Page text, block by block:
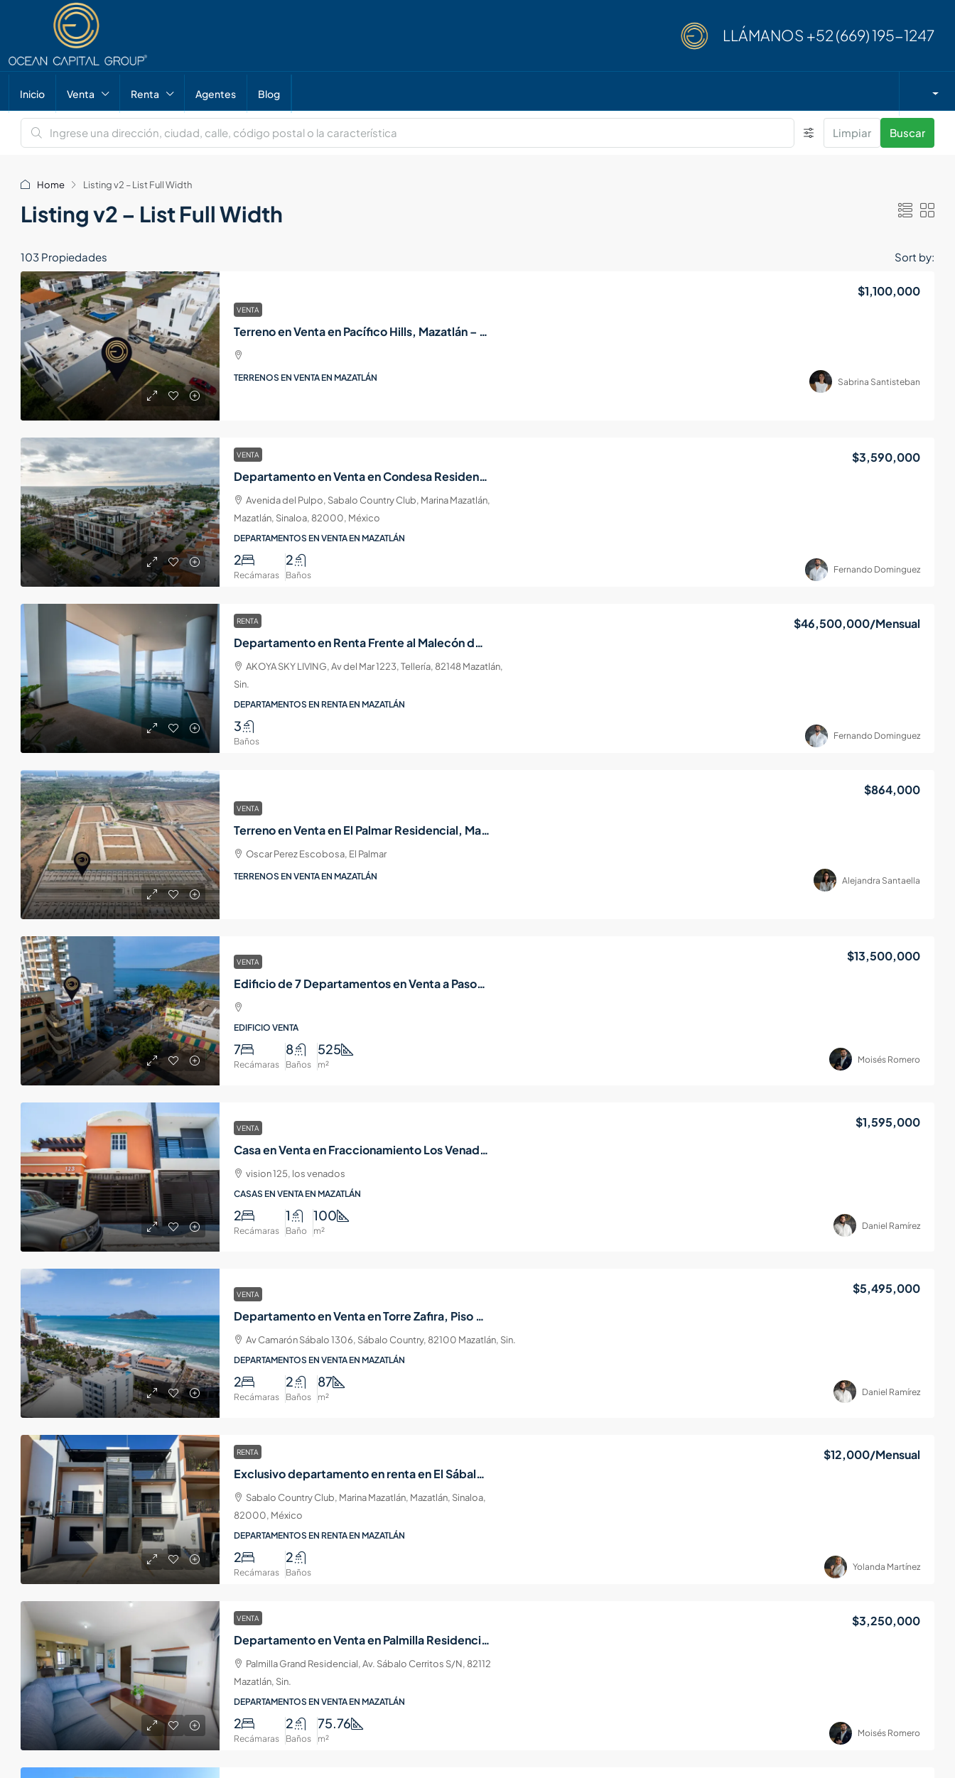
LLÁMANOS +52 (669) 195-1247
Inicio Venta Renta Agentes Blog
Limpiar Buscar
Home Listing v2 – List Full Width
Listing v2 – List Full Width
103 Propiedades Sort by:
VENTA
Terreno en Venta en Pacífico Hills, Mazatlán – 119 m²
$1,100,000
TERRENOS EN VENTA EN MAZATLÁN Sabrina Santisteban
VENTA
Departamento en Venta en Condesa Residencial, Zona Dorada — Sábalo Country, Mazatlán
$3,590,000
Avenida del Pulpo, Sabalo Country Club, Marina Mazatlán,
Mazatlán, Sinaloa, 82000, México
DEPARTAMENTOS EN VENTA EN MAZATLÁN
2
Recámaras
2
Baños Fernando Dominguez
RENTA
Departamento en Renta Frente al Malecón de Mazatlán | Akoya Sky Living
$46,500,000/Mensual
AKOYA SKY LIVING, Av del Mar 1223, Tellería, 82148 Mazatlán,
Sin.
DEPARTAMENTOS EN RENTA EN MAZATLÁN
3
Baños Fernando Dominguez
VENTA
Terreno en Venta en El Palmar Residencial, Mazatlán – 120 m²
$864,000
Oscar Perez Escobosa, El Palmar
TERRENOS EN VENTA EN MAZATLÁN Alejandra Santaella
VENTA
Edificio de 7 Departamentos en Venta a Pasos de la Playa, Zona Dorada Mazatlán
$13,500,000
EDIFICIO VENTA
7
Recámaras
8
Baños
525
m² Moisés Romero
VENTA
Casa en Venta en Fraccionamiento Los Venados, Cerca de Jabalíes, Mazatlán
$1,595,000
vision 125, los venados
CASAS EN VENTA EN MAZATLÁN
2
Recámaras
1
Baño
100
m² Daniel Ramírez
VENTA
Departamento en Venta en Torre Zafira, Piso 7 con Vista al Mar – Sábalo Country, Zona Dorada
$5,495,000
Av Camarón Sábalo 1306, Sábalo Country, 82100 Mazatlán, Sin.
DEPARTAMENTOS EN VENTA EN MAZATLÁN
2
Recámaras
2
Baños
87
m² Daniel Ramírez
RENTA
Exclusivo departamento en renta en El Sábalo Mazatlán | 2 Habitaciones
$12,000/Mensual
Sabalo Country Club, Marina Mazatlán, Mazatlán, Sinaloa,
82000, México
DEPARTAMENTOS EN RENTA EN MAZATLÁN
2
Recámaras
2
Baños Yolanda Martínez
VENTA
Departamento en Venta en Palmilla Residencial — Cerritos, Mazatlán
$3,250,000
Palmilla Grand Residencial, Av. Sábalo Cerritos S/N, 82112
Mazatlán, Sin.
DEPARTAMENTOS EN VENTA EN MAZATLÁN
2
Recámaras
2
Baños
75.76
m² Moisés Romero